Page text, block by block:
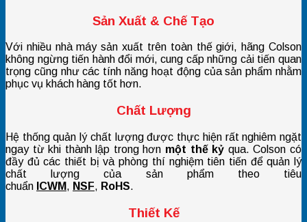
Sản Xuất & Chế Tạo
Với nhiều nhà máy sản xuất trên toàn thế giới, hãng Colson
không ngừng tiến hành đổi mới, cung cấp những cải tiến quan
trọng cũng như các tính năng hoạt động của sản phẩm nhằm
phục vụ khách hàng tốt hơn.
Chất Lượng
Hệ thống quản lý chất lượng được thực hiện rất nghiêm ngặt
ngay từ khi thành lập trong hơn một thế kỷ qua. Colson có
đầy đủ các thiết bị và phòng thí nghiệm tiên tiến để quản lý
chất lượng của sản phẩm theo tiêu
chuẩn ICWM , NSF, RoHS.
Thiết Kế